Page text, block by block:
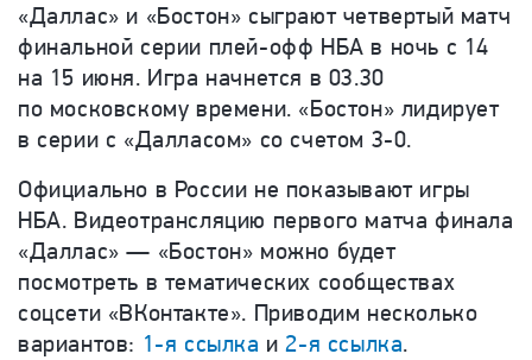
«Даллас» и «Бостон» сыграют четвертый матч
финальной серии плей-офф НБА в ночь с 14
на 15 июня. Игра начнется в 03.30
по московскому времени. «Бостон» лидирует
в серии с «Далласом» со счетом 3-0.
Официально в России не показывают игры
НБА. Видеотрансляцию первого матча финала
«Даллас» — «Бостон» можно будет
посмотреть в тематических сообществах
соцсети «ВКонтакте». Приводим несколько
вариантов: 1-я ссылка и2-я ссылка.